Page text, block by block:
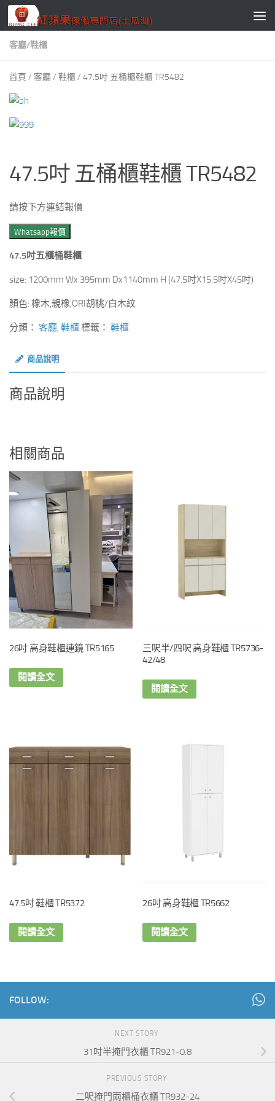
Skip to content
客廳/鞋櫃
首頁 / 客廳 / 鞋櫃 / 47.5吋 五桶櫃鞋櫃 TR5482
47.5吋 五桶櫃鞋櫃 TR5482
請按下方連結報價
Whatsapp報價
47.5吋五櫃桶鞋櫃
size: 1200mm Wx 395mm Dx1140mm H (47.5吋X15.5吋X45吋)
顏色: 橡木,親橡,ORI胡桃/白木紋
分類： 客廳 鞋櫃標籤： 鞋櫃
商品說明
商品說明
相關商品
26吋 高身鞋櫃連鏡 TR5165
閱讀全文
三呎半/四呎 高身鞋櫃 TR5736-
42/48
閱讀全文
47.5吋 鞋櫃 TR5372
閱讀全文
26吋 高身鞋櫃 TR5662
閱讀全文
FOLLOW:
NEXT STORY
31吋半掩門衣櫃 TR921-0.8
PREVIOUS STORY
二呎掩門兩櫃桶衣櫃 TR932-24